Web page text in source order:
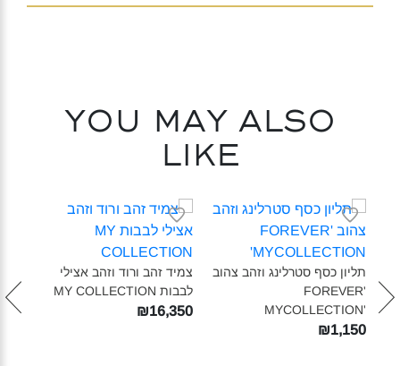
You may also
like
תליון כסף סטרלינג וזהב צהוב
FOREVER'
MYCOLLECTION'‎
₪1,150
צמיד זהב ורוד וזהב אצילי
לבבות MY COLLECTION‎
₪16,350